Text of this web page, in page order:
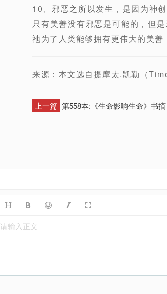
10、邪恶之所以发生，是因为神
只有美善没有邪恶是可能的，但
祂为了人类能够拥有更伟大的美
来源：本文选自提摩太.凯勒（
上一篇 第558本:《生命影响生命》书摘
请输入正文